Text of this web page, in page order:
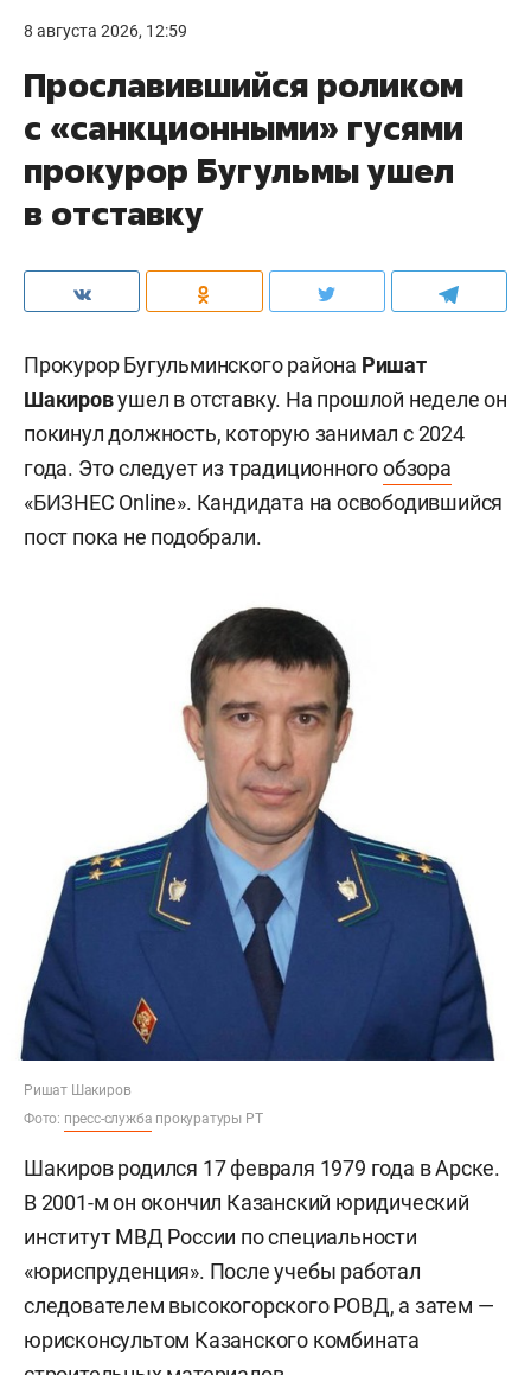
8 августа 2026, 12:59
Прославившийся роликом
с «санкционными» гусями
прокурор Бугульмы ушел
в отставку
Прокурор Бугульминского района Ришат
Шакировушел в отставку. На прошлой неделе он
покинул должность, которую занимал с 2024
года. Это следует из традиционногообзора
«БИЗНЕС Online». Кандидата на освободившийся
пост пока не подобрали.
Ришат Шакиров
Фото: пресс-служба прокуратуры РТ
Шакиров родился 17 февраля 1979 года в Арске.
В 2001-м он окончил Казанский юридический
институт МВД России по специальности
«юриспруденция». После учебы работал
следователем высокогорского РОВД, а затем —
юрисконсультом Казанского комбината